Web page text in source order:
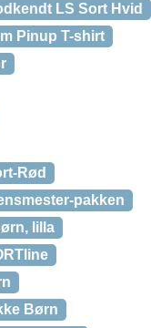
LS Sort Hvid
Pinup T-shirt
Rød
pakken
lilla
Børn